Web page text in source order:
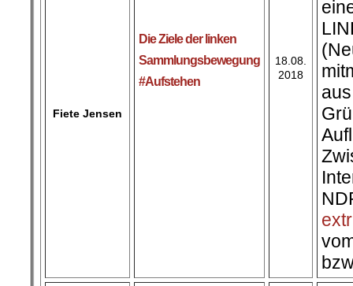
Die Ziele der linken
Sammlungsbewegung
#Aufstehen
18.08.
2018